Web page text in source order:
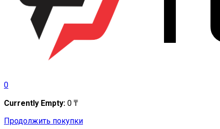
0
Currently Empty: 0 ₸
Продолжить покупки